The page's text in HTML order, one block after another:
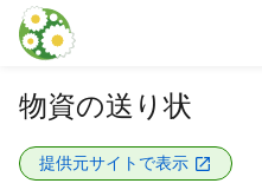
本文に飛ぶ
物資の送り状
提供元サイトで表示